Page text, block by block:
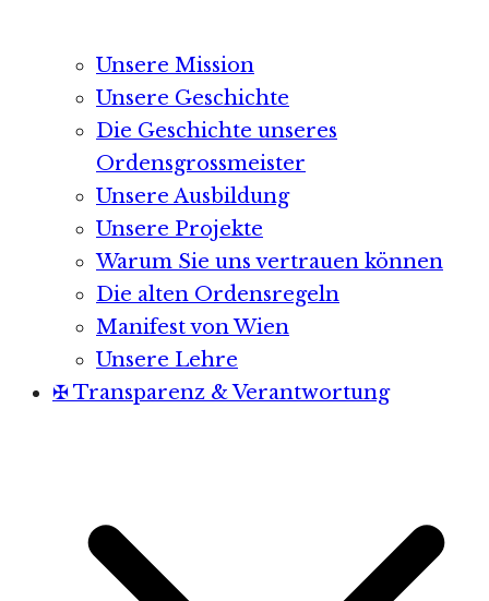
Unsere Mission
Unsere Geschichte
Die Geschichte unseres
Ordensgrossmeister
Unsere Ausbildung
Unsere Projekte
Warum Sie uns vertrauen können
Die alten Ordensregeln
Manifest von Wien
Unsere Lehre
✠ Transparenz & Verantwortung